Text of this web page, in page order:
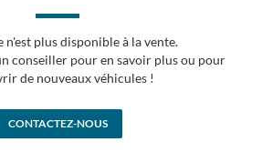
n'est plus disponible à la vente.
conseiller pour en savoir plus ou pour
de nouveaux véhicules !
CONTACTEZ-NOUS